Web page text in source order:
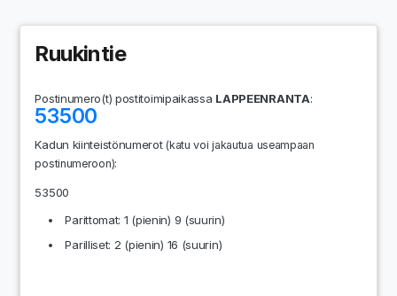
Ruukintie
Postinumero(t) postitoimipaikassa LAPPEENRANTA:
53500
Kadun kiinteistönumerot(katu voi jakautua useampaan
postinumeroon):
53500
Parittomat: 1 (pienin) 9 (suurin)
Parilliset: 2 (pienin) 16 (suurin)